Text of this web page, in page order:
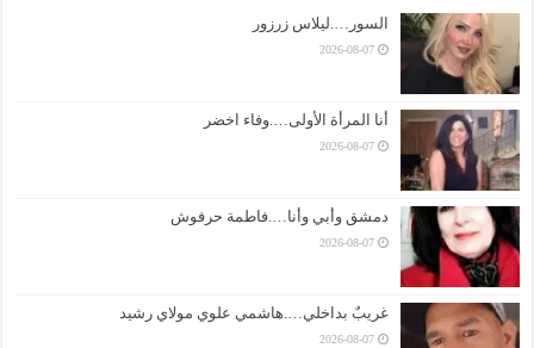
السور….ليلاس زرزور
2026-08-07
أنا المرأة الأولى….وفاء اخضر
2026-08-07
دمشق وأبي وأنا….فاطمة حرفوش
2026-08-07
غريبٌ بداخلي….هاشمي علوي مولاي رشيد
2026-08-07